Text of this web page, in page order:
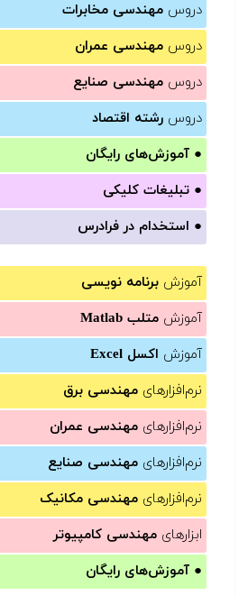
دروس مهندسی مخابرات
دروس مهندسی عمران
دروس مهندسی صنایع
دروس رشته اقتصاد
● آموزش‌های رایگان
● تبلیغات کلیکی
● استخدام در فرادرس
آموزش برنامه نویسی
آموزش متلب Matlab
آموزش اکسل Excel
نرم‌افزارهای مهندسی برق
نرم‌افزارهای مهندسی عمران
نرم‌افزارهای مهندسی صنایع
نرم‌افزارهای مهندسی مکانیک
ابزارهای مهندسی کامپیوتر
● آموزش‌های رایگان